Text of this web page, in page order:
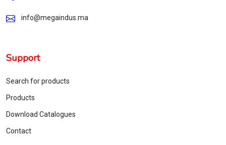
info@megaindus.ma
Support
Search for products
Products
Download Catalogues
Contact